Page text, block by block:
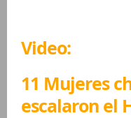
Video:
11 Mujeres
escalaron el